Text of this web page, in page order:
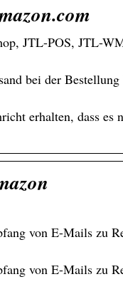
JTL-POS, JTL-
bei der
erhalten, dass es
von E-Mails zu
von E-Mails zu